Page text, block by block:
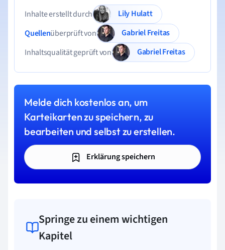
Inhalte erstellt durch
Lily Hulatt
Quellenüberprüft von
Gabriel Freitas
Inhaltsqualität geprüft von
Gabriel Freitas
Melde dich kostenlos an, um
Karteikarten zu speichern, zu
bearbeiten und selbst zu erstellen.
Erklärung speichern
Springe zu einem wichtigen
Kapitel